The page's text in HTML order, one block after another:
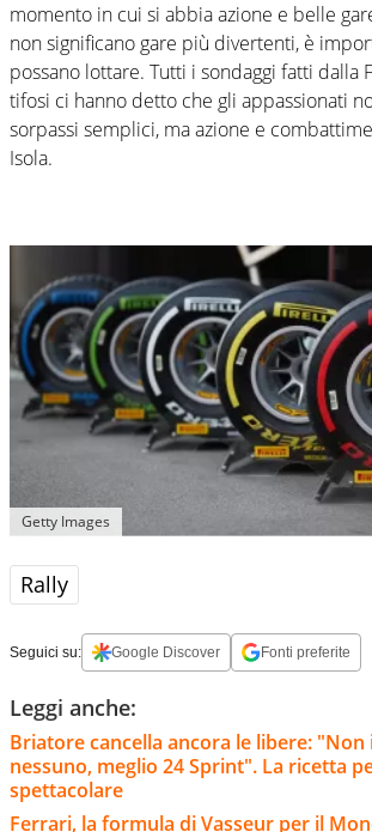
momento in cui si abbia azione e belle
non significano gare più divertenti, è
possano lottare. Tutti i sondaggi fatti dalla
tifosi ci hanno detto che gli appassionati
sorpassi semplici, ma azione e
Isola.
Getty Images
Rally
Seguici su: Google Discover Fonti preferite
Leggi anche:
Briatore cancella ancora le libere: "Non
nessuno, meglio 24 Sprint". La ricetta
spettacolare
Ferrari, la formula di Vasseur per il